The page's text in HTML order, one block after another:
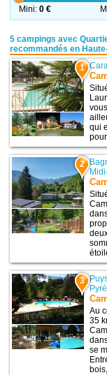
Mini: 0 €
5 campings avec
recommandés en
1
qui
2
3
Au
35
se